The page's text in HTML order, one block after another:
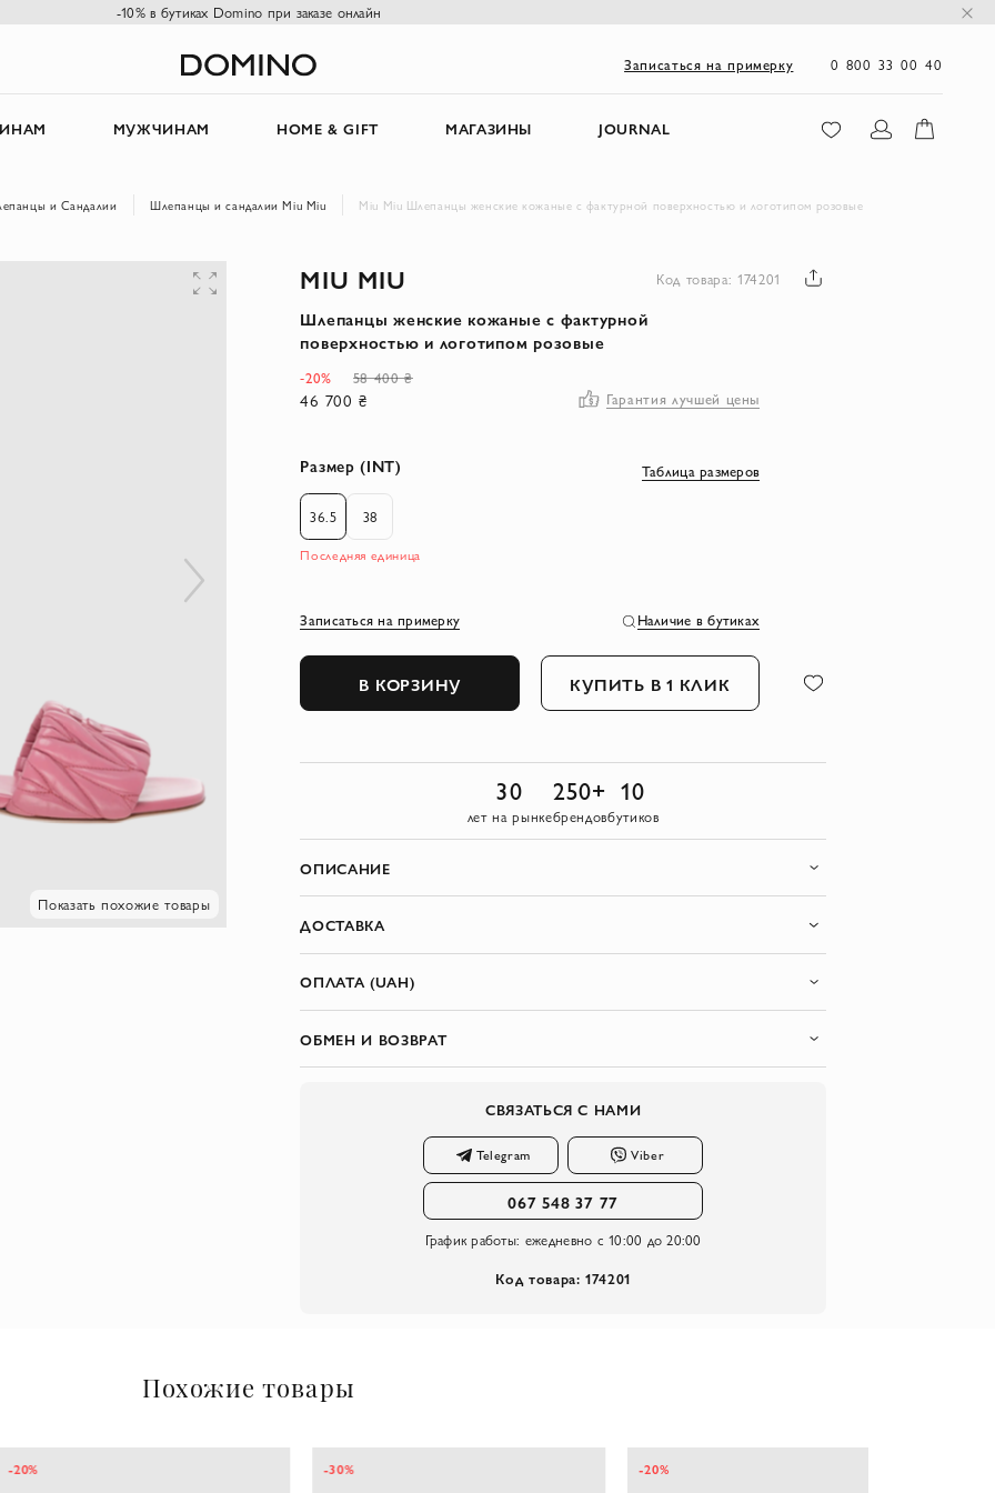
-10% в бутиках Domino при заказе онлайн
Записаться на примерку 0 800 33 00 40
МУЖЧИНАМ HOME & GIFT МАГАЗИНЫ JOURNAL
и Сандалии Шлепанцы и сандалии Miu Miu Miu Miu Шлепанцы женские кожаные с фактурной поверхностью и логотипом розовые
Показать похожие товары
MIU MIU Код товара: 174201
Шлепанцы женские кожаные с фактурной
поверхностью и логотипом розовые
-20% 58 400 ₴
46 700 ₴ Гарантия лучшей цены
Размер (INT)
36.5 38
Последняя единица
Таблица размеров
Записаться на примерку Наличие в бутиках
В КОРЗИНУ КУПИТЬ В 1 КЛИК
30
лет на рынке
250+
брендов
10
бутиков
ОПИСАНИЕ
ДОСТАВКА
ОПЛАТА (UAH)
ОБМЕН И ВОЗВРАТ
СВЯЗАТЬСЯ С НАМИ
Telegram Viber
067 548 37 77
График работы: ежедневно с 10:00 до 20:00
Код товара: 174201
Похожие товары